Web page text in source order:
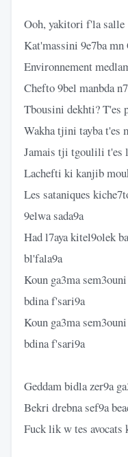
Ooh, yakitori f'la salle
Kat'massini 9e7ba mn
Environnement
Chefto 9bel manbda
Tbousini dekhti? T'es
Wakha tjini tayba t'es
Jamais tji tgoulili t'es
Lachefti ki kanjib
Les sataniques
9elwa sada9a
Had l7aya kitel9olek
bl'fala9a
Koun ga3ma
bdina f'sari9a
Koun ga3ma
bdina f'sari9a
Geddam bidla zer9a
Bekri drebna sef9a
Fuck lik w tes